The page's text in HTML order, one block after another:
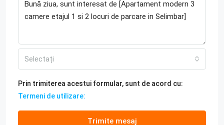
Selectați
Prin trimiterea acestui formular, sunt de acord cu:
Termeni de utilizare:
Trimite mesaj